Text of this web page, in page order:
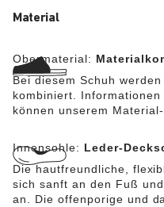
Material
Obermaterial:
Bei diesem Schuh
kombiniert.
können unserem
Innensohle: Leder-
Die hautfreundliche,
sich sanft an den Fuß
an. Die offenporige und